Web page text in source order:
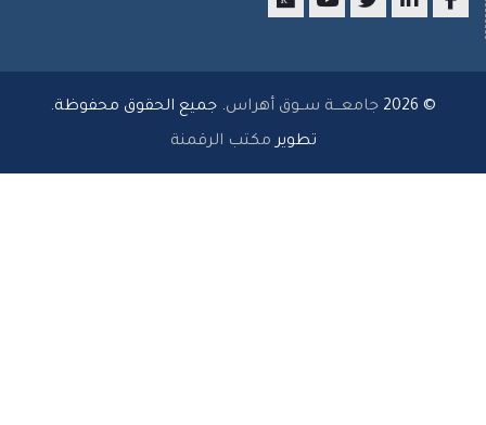
جامعـــة ســوق أهراس. جميع الحقوق محفوظة.
مكتب الرقمنة